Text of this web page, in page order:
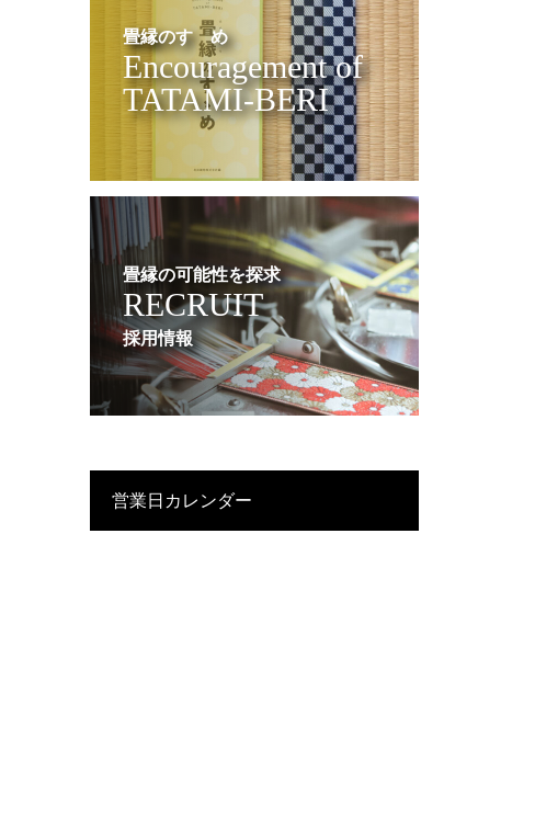
畳縁のすゝめ
Encouragement of
TATAMI-BERI
畳縁の可能性を探求
RECRUIT
採用情報
営業日カレンダー